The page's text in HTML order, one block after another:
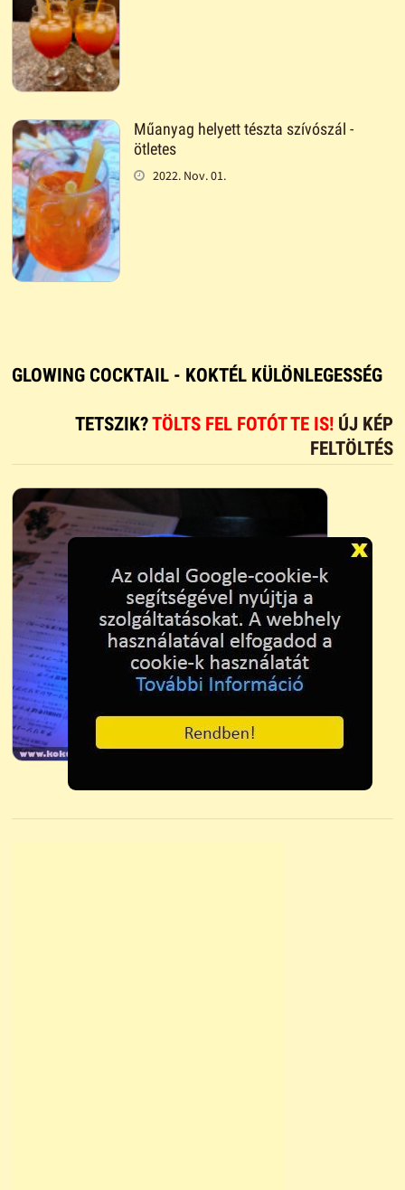
Műanyag helyett tészta szívószál -
ötletes
2022. Nov. 01.
GLOWING COCKTAIL - KOKTÉL KÜLÖNLEGESSÉG
TETSZIK?TÖLTS FEL FOTÓT TE IS! ÚJ KÉP
FELTÖLTÉS